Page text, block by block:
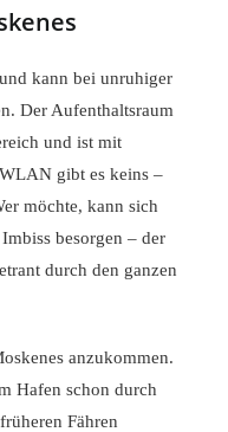
kann bei unruhiger
Der Aufenthaltsraum
und ist mit
gibt es keins –
möchte, kann sich
besorgen – der
durch den ganzen
anzukommen.
Hafen schon durch
Fähren